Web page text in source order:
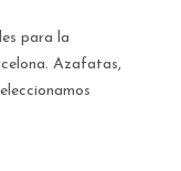
para la
Azafatas,